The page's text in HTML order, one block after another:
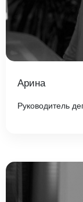
Арина
Руководитель